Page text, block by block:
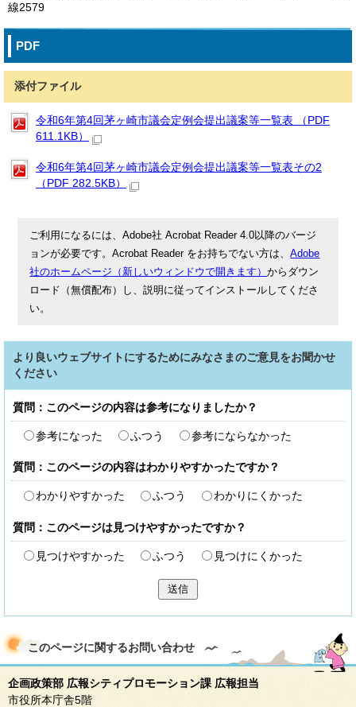
線2579
PDF
添付ファイル
令和6年第4回茅ヶ崎市議会定例会提出議案等一覧表 （PDF
611.1KB）
令和6年第4回茅ヶ崎市議会定例会提出議案等一覧表その2
（PDF 282.5KB）
ご利用になるには、Adobe社 Acrobat Reader 4.0以降のバージ
ョンが必要です。Acrobat Reader をお持ちでない方は、Adobe
社のホームページ（新しいウィンドウで開きます）からダウン
ロード（無償配布）し、説明に従ってインストールしてくださ
い。
より良いウェブサイトにするためにみなさまのご意見をお聞かせ
ください
質問：このページの内容は参考になりましたか？
参考になった ふつう 参考にならなかった
質問：このページの内容はわかりやすかったですか？
わかりやすかった ふつう わかりにくかった
質問：このページは見つけやすかったですか？
見つけやすかった ふつう 見つけにくかった
送信
このページに関するお問い合わせ
企画政策部 広報シティプロモーション課 広報担当
市役所本庁舎5階